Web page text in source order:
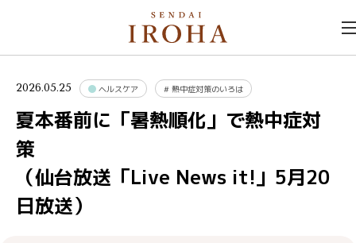
2026.05.25 ヘルスケア # 熱中症対策のいろは
夏本番前に「暑熱順化」で熱中症対
（仙台放送「Live News it!」5月20
日放送）